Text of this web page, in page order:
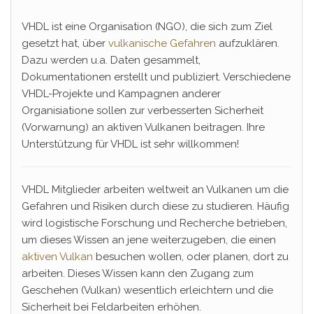
VHDL ist eine Organisation (NGO), die sich zum Ziel
gesetzt hat, über vulkanische Gefahren aufzuklären.
Dazu werden u.a. Daten gesammelt,
Dokumentationen erstellt und publiziert. Verschiedene
VHDL-Projekte und Kampagnen anderer
Organisiatione sollen zur verbesserten Sicherheit
(Vorwarnung) an aktiven Vulkanen beitragen. Ihre
Unterstützung für VHDL ist sehr willkommen!
VHDL Mitglieder arbeiten weltweit an Vulkanen um die
Gefahren und Risiken durch diese zu studieren. Häufig
wird logistische Forschung und Recherche betrieben,
um dieses Wissen an jene weiterzugeben, die einen
aktiven Vulkan besuchen wollen, oder planen, dort zu
arbeiten. Dieses Wissen kann den Zugang zum
Geschehen (Vulkan) wesentlich erleichtern und die
Sicherheit bei Feldarbeiten erhöhen.